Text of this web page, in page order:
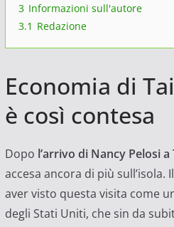
3 Informazioni sull'autore
3.1 Redazione
Economia di
è così contesa
Dopo l’arrivo di Nancy Pelosi a
accesa ancora di più sull’isola.
aver visto questa visita come
degli Stati Uniti, che sin da